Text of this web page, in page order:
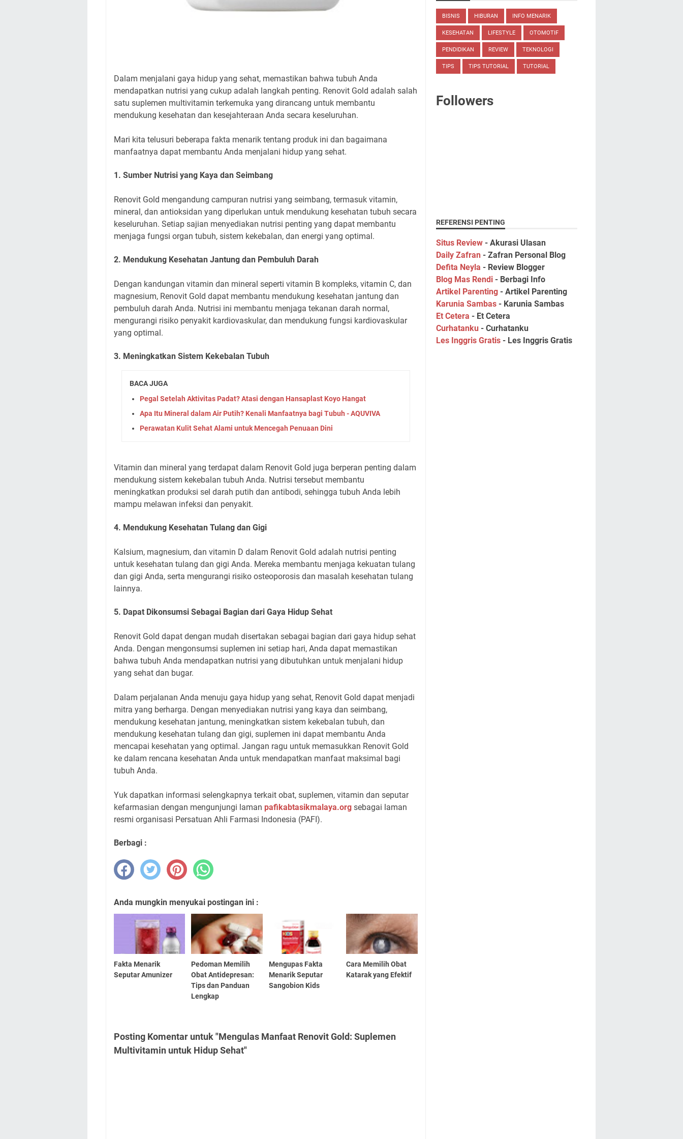
Dalam menjalani gaya hidup yang sehat, memastikan bahwa tubuh Anda
mendapatkan nutrisi yang cukup adalah langkah penting. Renovit Gold adalah salah
satu suplemen multivitamin terkemuka yang dirancang untuk membantu
mendukung kesehatan dan kesejahteraan Anda secara keseluruhan.
Mari kita telusuri beberapa fakta menarik tentang produk ini dan bagaimana
manfaatnya dapat membantu Anda menjalani hidup yang sehat.
1. Sumber Nutrisi yang Kaya dan Seimbang
Renovit Gold mengandung campuran nutrisi yang seimbang, termasuk vitamin,
mineral, dan antioksidan yang diperlukan untuk mendukung kesehatan tubuh secara
keseluruhan. Setiap sajian menyediakan nutrisi penting yang dapat membantu
menjaga fungsi organ tubuh, sistem kekebalan, dan energi yang optimal.
2. Mendukung Kesehatan Jantung dan Pembuluh Darah
Dengan kandungan vitamin dan mineral seperti vitamin B kompleks, vitamin C, dan
magnesium, Renovit Gold dapat membantu mendukung kesehatan jantung dan
pembuluh darah Anda. Nutrisi ini membantu menjaga tekanan darah normal,
mengurangi risiko penyakit kardiovaskular, dan mendukung fungsi kardiovaskular
yang optimal.
3. Meningkatkan Sistem Kekebalan Tubuh
BACA JUGA
Pegal Setelah Aktivitas Padat? Atasi dengan Hansaplast Koyo Hangat
Apa Itu Mineral dalam Air Putih? Kenali Manfaatnya bagi Tubuh - AQUVIVA
Perawatan Kulit Sehat Alami untuk Mencegah Penuaan Dini
Vitamin dan mineral yang terdapat dalam Renovit Gold juga berperan penting dalam
mendukung sistem kekebalan tubuh Anda. Nutrisi tersebut membantu
meningkatkan produksi sel darah putih dan antibodi, sehingga tubuh Anda lebih
mampu melawan infeksi dan penyakit.
4. Mendukung Kesehatan Tulang dan Gigi
Kalsium, magnesium, dan vitamin D dalam Renovit Gold adalah nutrisi penting
untuk kesehatan tulang dan gigi Anda. Mereka membantu menjaga kekuatan tulang
dan gigi Anda, serta mengurangi risiko osteoporosis dan masalah kesehatan tulang
lainnya.
5. Dapat Dikonsumsi Sebagai Bagian dari Gaya Hidup Sehat
Renovit Gold dapat dengan mudah disertakan sebagai bagian dari gaya hidup sehat
Anda. Dengan mengonsumsi suplemen ini setiap hari, Anda dapat memastikan
bahwa tubuh Anda mendapatkan nutrisi yang dibutuhkan untuk menjalani hidup
yang sehat dan bugar.
Dalam perjalanan Anda menuju gaya hidup yang sehat, Renovit Gold dapat menjadi
mitra yang berharga. Dengan menyediakan nutrisi yang kaya dan seimbang,
mendukung kesehatan jantung, meningkatkan sistem kekebalan tubuh, dan
mendukung kesehatan tulang dan gigi, suplemen ini dapat membantu Anda
mencapai kesehatan yang optimal. Jangan ragu untuk memasukkan Renovit Gold
ke dalam rencana kesehatan Anda untuk mendapatkan manfaat maksimal bagi
tubuh Anda.
Yuk dapatkan informasi selengkapnya terkait obat, suplemen, vitamin dan seputar
kefarmasian dengan mengunjungi laman pafikabtasikmalaya.org sebagai laman
resmi organisasi Persatuan Ahli Farmasi Indonesia (PAFI).
Berbagi :
Anda mungkin menyukai postingan ini :
Fakta Menarik
Seputar Amunizer
Pedoman Memilih
Obat Antidepresan:
Tips dan Panduan
Lengkap
Mengupas Fakta
Menarik Seputar
Sangobion Kids
Cara Memilih Obat
Katarak yang Efektif
Posting Komentar untuk "Mengulas Manfaat Renovit Gold: Suplemen
Multivitamin untuk Hidup Sehat"
BISNIS HIBURAN INFO MENARIK
KESEHATAN LIFESTYLE OTOMOTIF
PENDIDIKAN REVIEW TEKNOLOGI
TIPS TIPS TUTORIAL TUTORIAL
Followers
REFERENSI PENTING
Situs Review- Akurasi Ulasan
Daily Zafran - Zafran Personal Blog
Defita Neyla - Review Blogger
Blog Mas Rendi- Berbagi Info
Artikel Parenting- Artikel Parenting
Karunia Sambas- Karunia Sambas
Et Cetera - Et Cetera
Curhatanku - Curhatanku
Les Inggris Gratis- Les Inggris Gratis